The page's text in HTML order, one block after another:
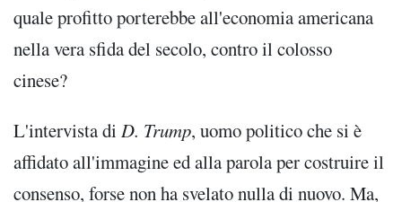
quale profitto porterebbe all'economia americana
nella vera sfida del secolo, contro il colosso
cinese?
L'intervista di D. Trump, uomo politico che si è
affidato all'immagine ed alla parola per costruire il
consenso, forse non ha svelato nulla di nuovo. Ma,